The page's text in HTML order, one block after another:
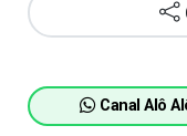
Canal Alô